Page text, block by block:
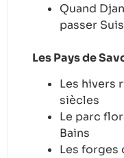
Quand
passer
Les Pays de
Les hivers
siècles
Le parc
Bains
Les forges